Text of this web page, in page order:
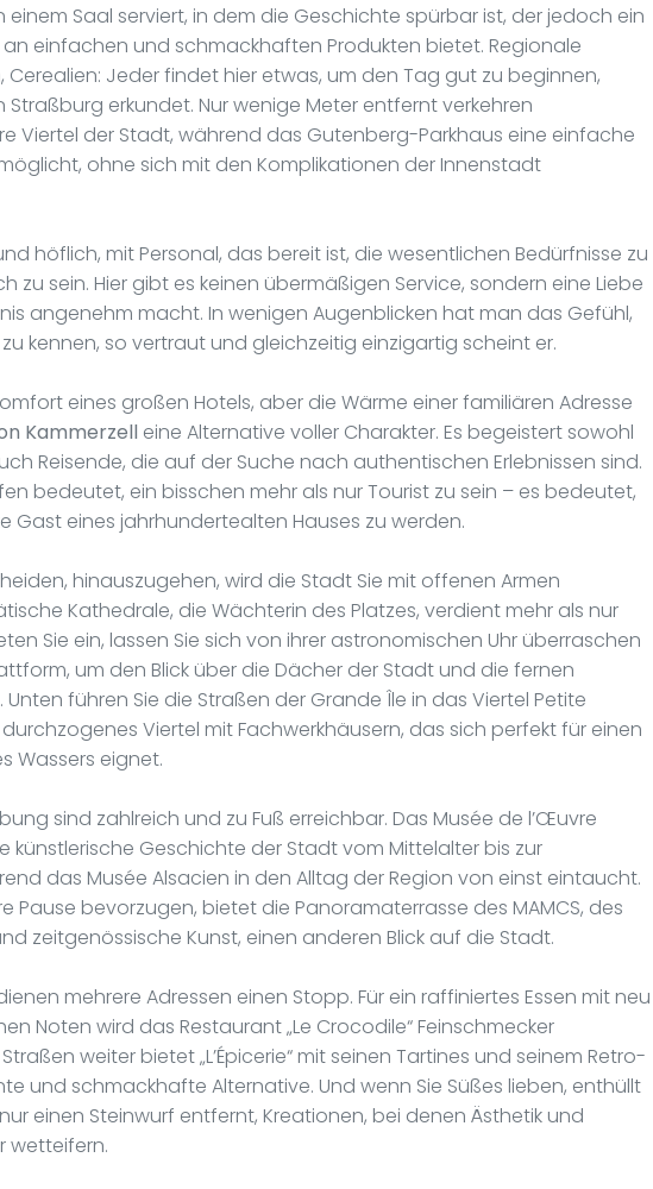
einem Saal serviert, in dem die Geschichte spürbar ist, der jedoch ein
einfachen und schmackhaften Produkten bietet. Regionale
Cerealien: Jeder findet hier etwas, um den Tag gut zu beginnen,
erkundet. Nur wenige Meter entfernt verkehren
Viertel der Stadt, während das Gutenberg-Parkhaus eine einfache
ohne sich mit den Komplikationen der Innenstadt
höflich, mit Personal, das bereit ist, die wesentlichen Bedürfnisse zu
zu sein. Hier gibt es keinen übermäßigen Service, sondern eine Liebe
angenehm macht. In wenigen Augenblicken hat man das Gefühl,
kennen, so vertraut und gleichzeitig einzigartig scheint er.
eines großen Hotels, aber die Wärme einer familiären Adresse
Kammerzell eine Alternative voller Charakter. Es begeistert sowohl
Reisende, die auf der Suche nach authentischen Erlebnissen sind.
bedeutet, ein bisschen mehr als nur Tourist zu sein – es bedeutet,
Gast eines jahrhundertealten Hauses zu werden.
hinauszugehen, wird die Stadt Sie mit offenen Armen
Kathedrale, die Wächterin des Platzes, verdient mehr als nur
Sie ein, lassen Sie sich von ihrer astronomischen Uhr überraschen
um den Blick über die Dächer der Stadt und die fernen
führen Sie die Straßen der Grande Île in das Viertel Petite
Viertel mit Fachwerkhäusern, das sich perfekt für einen
Wassers eignet.
sind zahlreich und zu Fuß erreichbar. Das Musée de l’Œuvre
künstlerische Geschichte der Stadt vom Mittelalter bis zur
das Musée Alsacien in den Alltag der Region von einst eintaucht.
Pause bevorzugen, bietet die Panoramaterrasse des MAMCS, des
zeitgenössische Kunst, einen anderen Blick auf die Stadt.
mehrere Adressen einen Stopp. Für ein raffiniertes Essen mit neu
Noten wird das Restaurant „Le Crocodile“ Feinschmecker
weiter bietet „L’Épicerie“ mit seinen Tartines und seinem Retro-
und schmackhafte Alternative. Und wenn Sie Süßes lieben, enthüllt
einen Steinwurf entfernt, Kreationen, bei denen Ästhetik und
wetteifern.